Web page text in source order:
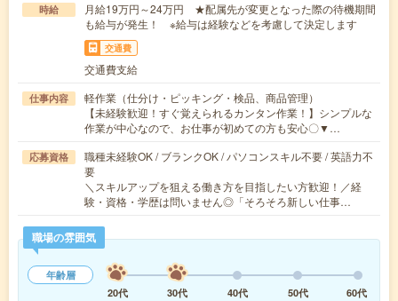
時給
月給19万円～24万円 ★配属先が変更となった際の待機期間
も給与が発生！ ※給与は経験などを考慮して決定します
交通費
交通費支給
仕事内容
軽作業（仕分け・ピッキング・検品、商品管理）
【未経験歓迎！すぐ覚えられるカンタン作業！】シンプルな
作業が中心なので、お仕事が初めての方も安心〇▼…
応募資格
職種未経験OK / ブランクOK / パソコンスキル不要 / 英語力不
要
＼スキルアップを狙える働き方を目指したい方歓迎！／経
験・資格・学歴は問いません◎「そろそろ新しい仕事…
職場の雰囲気
年齢層
20代
30代 40代 50代 60代